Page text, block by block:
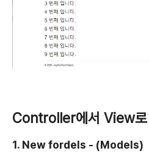
Controller에서 View로
1. New fordels - (Models)